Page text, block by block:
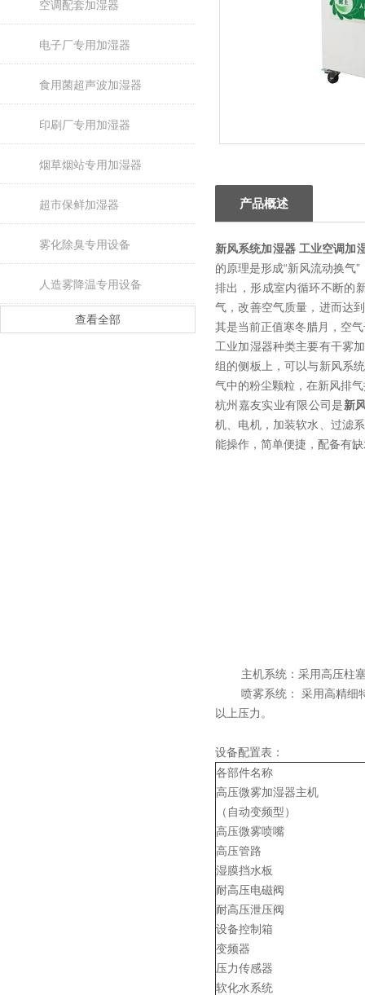
空调配套加湿器
电子厂专用加湿器
食用菌超声波加湿器
印刷厂专用加湿器
烟草烟站专用加湿器
超市保鲜加湿器
雾化除臭专用设备
人造雾降温专用设备
查看全部
产品概述
新风系统加湿器 工业空调加
的原理是形成“新风流动换气
排出，形成室内循环不断的
气，改善空气质量，进而达
其是当前正值寒冬腊月，空
工业加湿器种类主要有干雾
组的侧板上，可以与新风系
气中的粉尘颗粒，在新风排
杭州嘉友实业有限公司是新
机、电机，加装软水、过滤
能操作，简单便捷，配备有
主机系统：采用高压柱塞
喷雾系统： 采用高精细特
以上压力。
设备配置表：
各部件名称
高压微雾加湿器主机
（自动变频型）
高压微雾喷嘴
高压管路
湿膜挡水板
耐高压电磁阀
耐高压泄压阀
设备控制箱
变频器
压力传感器
软化水系统